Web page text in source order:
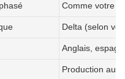
Comme votre
Delta (selon
Anglais,
Production